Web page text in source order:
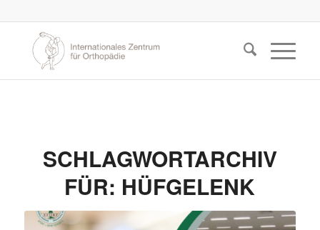
SCHLAGWORTARCHIV
FÜR: HÜFGELENK